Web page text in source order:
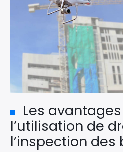
Les
l’utilisation de
l’inspection